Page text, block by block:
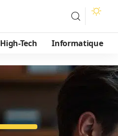
High-Tech Informatique